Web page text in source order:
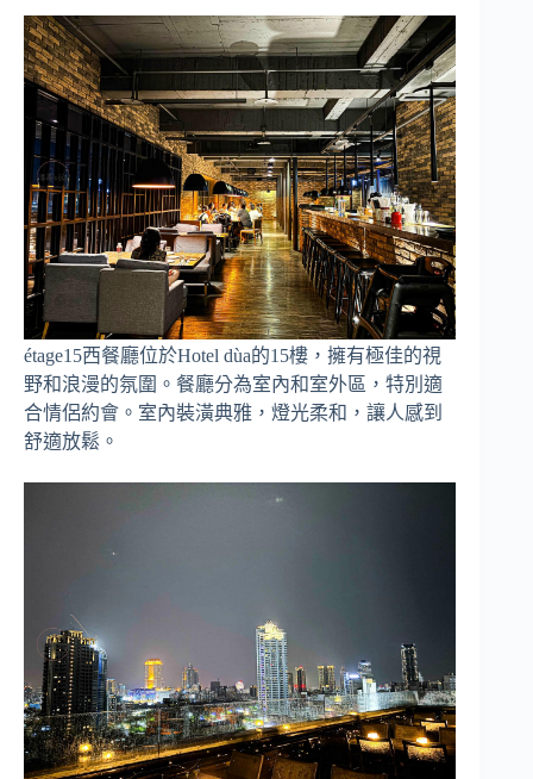
étage15西餐廳位於Hotel dùa的15樓，擁有極佳的視
野和浪漫的氛圍。餐廳分為室內和室外區，特別適
合情侶約會。室內裝潢典雅，燈光柔和，讓人感到
舒適放鬆。